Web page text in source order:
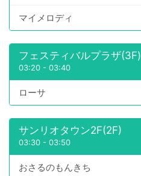
マイメロディ
フェスティバルプラザ(3F)
03:20 - 03:40
ローサ
サンリオタウン2F(2F)
03:30 - 03:50
おさるのもんきち